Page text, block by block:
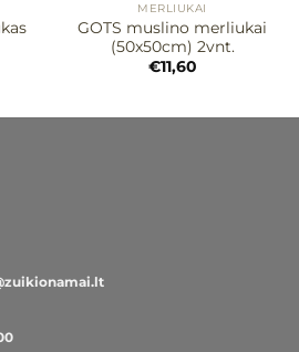
MERLIUKAI
GOTS muslino merliukai
(50x50cm) 2vnt.
€11,60